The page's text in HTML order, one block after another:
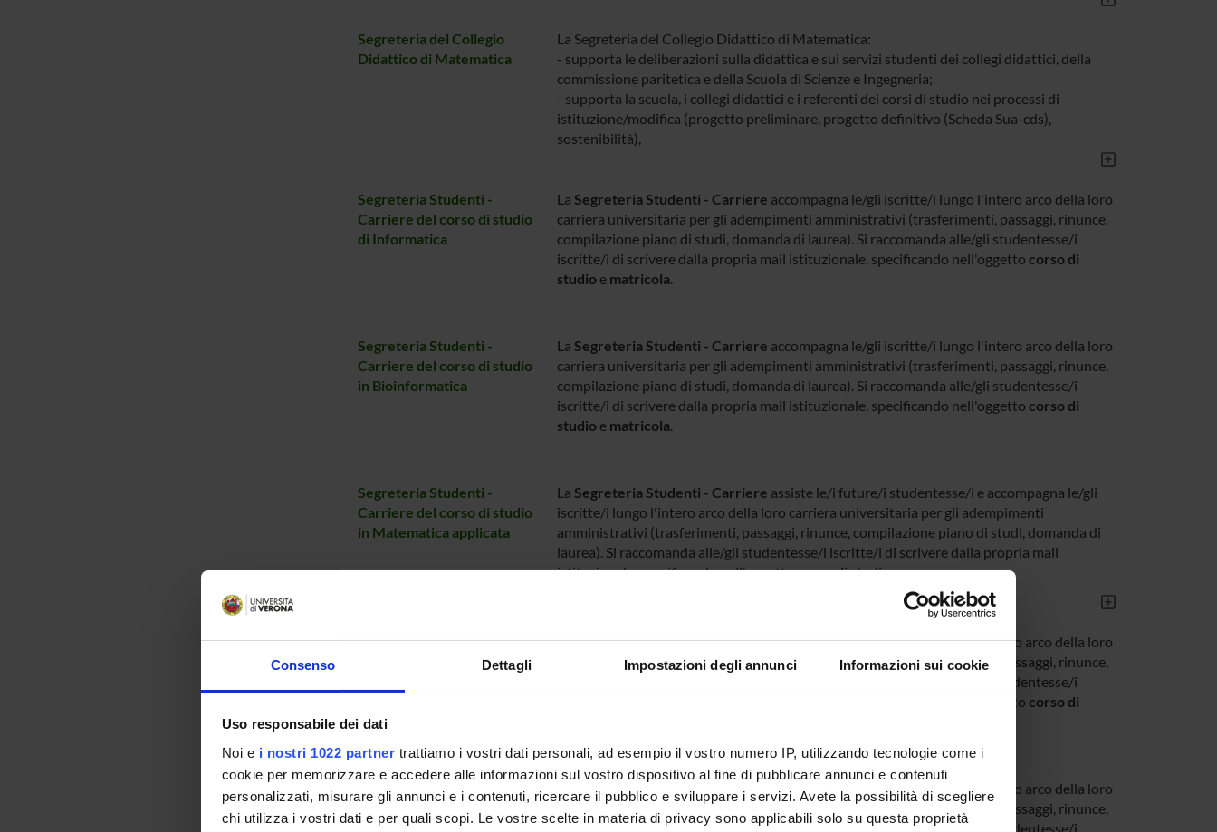
Consenso Dettagli Impostazioni degli annunci Informazioni sui cookie
Uso responsabile dei dati
Noi e i nostri 1022 partner trattiamo i vostri dati personali, ad esempio il vostro numero IP, utilizzando tecnologie come i
cookie per memorizzare e accedere alle informazioni sul vostro dispositivo al fine di pubblicare annunci e contenuti
personalizzati, misurare gli annunci e i contenuti, ricercare il pubblico e sviluppare i servizi. Avete la possibilità di scegliere
chi utilizza i vostri dati e per quali scopi. Le vostre scelte in materia di privacy sono applicabili solo su questa proprietà
Segreteria del Collegio
Didattico di Matematica
La Segreteria del Collegio Didattico di Matematica:
- supporta le deliberazioni sulla didattica e sui servizi studenti dei collegi didattici, della
commissione paritetica e della Scuola di Scienze e Ingegneria;
- supporta la scuola, i collegi didattici e i referenti dei corsi di studio nei processi di
istituzione/modifica (progetto preliminare, progetto definitivo (Scheda Sua-cds),
sostenibilità),
Segreteria Studenti -
Carriere del corso di studio
di Informatica
La Segreteria Studenti - Carriere accompagna le/gli iscritte/i lungo l'intero arco della loro
carriera universitaria per gli adempimenti amministrativi (trasferimenti, passaggi, rinunce,
compilazione piano di studi, domanda di laurea). Si raccomanda alle/gli studentesse/i
iscritte/i di scrivere dalla propria mail istituzionale, specificando nell'oggetto corso di
studioe matricola.
Segreteria Studenti -
Carriere del corso di studio
in Bioinformatica
La Segreteria Studenti - Carriere accompagna le/gli iscritte/i lungo l'intero arco della loro
carriera universitaria per gli adempimenti amministrativi (trasferimenti, passaggi, rinunce,
compilazione piano di studi, domanda di laurea). Si raccomanda alle/gli studentesse/i
iscritte/i di scrivere dalla propria mail istituzionale, specificando nell'oggetto corso di
studioe matricola.
Segreteria Studenti -
Carriere del corso di studio
in Matematica applicata
La Segreteria Studenti - Carriere assiste le/i future/i studentesse/i e accompagna le/gli
iscritte/i lungo l'intero arco della loro carriera universitaria per gli adempimenti
amministrativi (trasferimenti, passaggi, rinunce, compilazione piano di studi, domanda di
laurea). Si raccomanda alle/gli studentesse/i iscritte/i di scrivere dalla propria mail
istituzionale, specificando nell'oggettocorso di studio
Segreteria Studenti -
Carriere del corso di studio
LaSegreteria Studenti - Carriereaccompagna le/gli iscritte/i lungo l'intero arco della loro
carriera universitaria per gli adempimenti amministrativi (trasferimenti, passaggi, rinunce,
compilazione piano di studi, domanda di laurea). Si raccomanda alle/gli studentesse/i
iscritte/i di scrivere dalla propria mail istituzionale, specificando nell'oggetto corso di
Segreteria Studenti -
Carriere del corso di studio
magistrale in Data Science
Segreteria Studenti - Carriere
accompagna le/gli iscritte/i lungo l'intero arco della loro
carriera universitaria per gli adempimenti amministrativi (trasferimenti, passaggi, rinunce,
compilazione piano di studi, domanda di laurea). Si raccomanda alle/gli studentesse/i